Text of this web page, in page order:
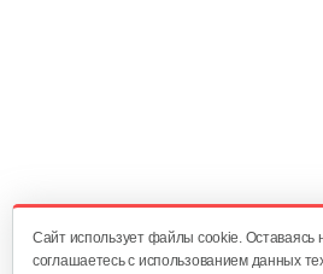
Cайт использует файлы cookie.
соглашаетесь с использованием данных